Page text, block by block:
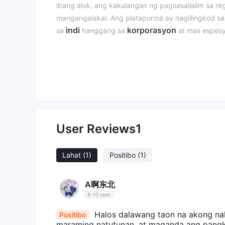
ibang alok, ang kakulangan ng pagsasailalim sa
mangangalakal. Ang plataporma ay naglilingkod
sa indi hanggang sa korporasyon at mas
ito ay nag-ooperate nang walang pagsusuri mula
broker tulad ng Phillip Capital, dahil maaaring
Mabuti para sa mga mangangalakal na masusing
bago sumali sa mga aktibidad ng trading upang
Mga Kalamangan at Kahirapan
User Reviews1
Lahat (1) Positibo (1)
A啊东北
6-10 taon
Positibo
Halos dalawang taon na akong